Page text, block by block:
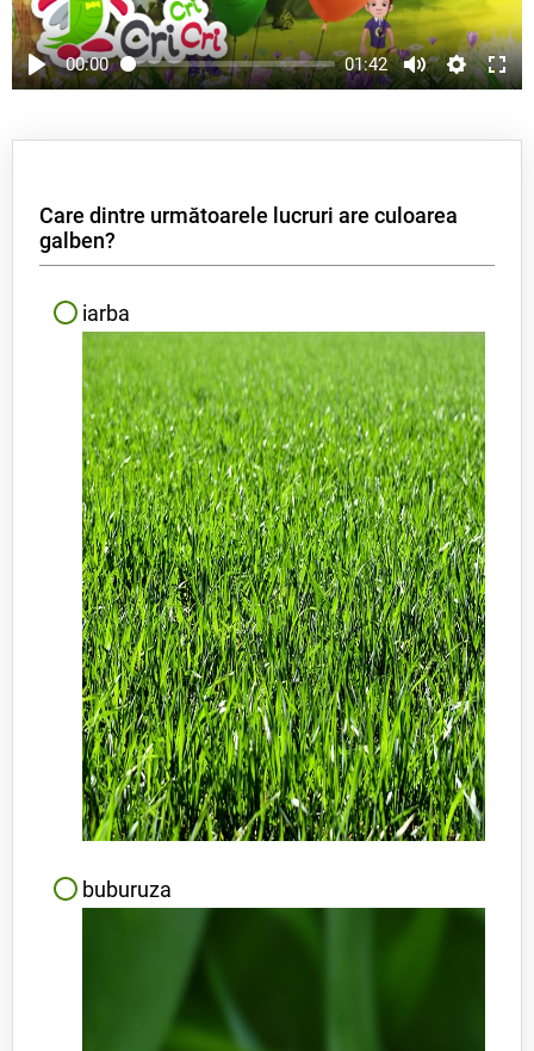
00:00 01:42
Care dintre următoarele lucruri are culoarea
galben?
iarba
buburuza